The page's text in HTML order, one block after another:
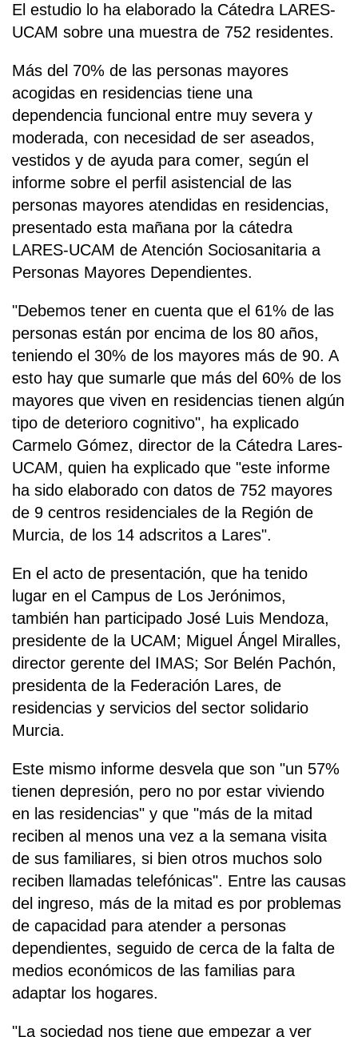
El estudio lo ha elaborado la Cátedra LARES-
UCAM sobre una muestra de 752 residentes.
Más del 70% de las personas mayores
acogidas en residencias tiene una
dependencia funcional entre muy severa y
moderada, con necesidad de ser aseados,
vestidos y de ayuda para comer, según el
informe sobre el perfil asistencial de las
personas mayores atendidas en residencias,
presentado esta mañana por la cátedra
LARES-UCAM de Atención Sociosanitaria a
Personas Mayores Dependientes.
"Debemos tener en cuenta que el 61% de las
personas están por encima de los 80 años,
teniendo el 30% de los mayores más de 90. A
esto hay que sumarle que más del 60% de los
mayores que viven en residencias tienen algún
tipo de deterioro cognitivo", ha explicado
Carmelo Gómez, director de la Cátedra Lares-
UCAM, quien ha explicado que "este informe
ha sido elaborado con datos de 752 mayores
de 9 centros residenciales de la Región de
Murcia, de los 14 adscritos a Lares".
En el acto de presentación, que ha tenido
lugar en el Campus de Los Jerónimos,
también han participado José Luis Mendoza,
presidente de la UCAM; Miguel Ángel Miralles,
director gerente del IMAS; Sor Belén Pachón,
presidenta de la Federación Lares, de
residencias y servicios del sector solidario
Murcia.
Este mismo informe desvela que son "un 57%
tienen depresión, pero no por estar viviendo
en las residencias" y que "más de la mitad
reciben al menos una vez a la semana visita
de sus familiares, si bien otros muchos solo
reciben llamadas telefónicas". Entre las causas
del ingreso, más de la mitad es por problemas
de capacidad para atender a personas
dependientes, seguido de cerca de la falta de
medios económicos de las familias para
adaptar los hogares.
"La sociedad nos tiene que empezar a ver